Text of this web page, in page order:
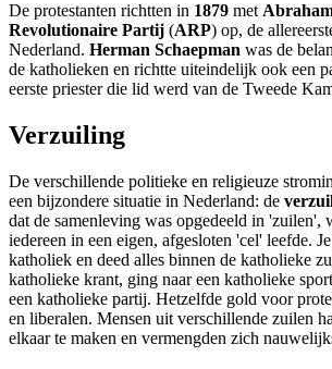
De protestanten richtten in 1879 met
Revolutionaire Partij (ARP) op, de
Nederland. Herman Schaepman was de
de katholieken en richtte uiteindelijk ook een
eerste priester die lid werd van de Tweede
Verzuiling
De verschillende politieke en religieuze
een bijzondere situatie in Nederland: de
dat de samenleving was opgedeeld in 'zuilen',
iedereen in een eigen, afgesloten 'cel' leefde.
katholiek en deed alles binnen de katholieke
katholieke krant, ging naar een katholieke
een katholieke partij. Hetzelfde gold voor
en liberalen. Mensen uit verschillende zuilen
elkaar te maken en vermengden zich